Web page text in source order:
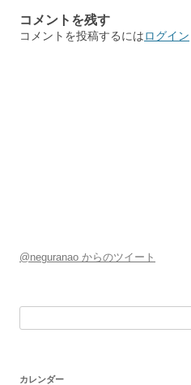
ビ
コメントを残す
コメントを投稿するにはログイン
@neguranao からのツイート
カレンダー